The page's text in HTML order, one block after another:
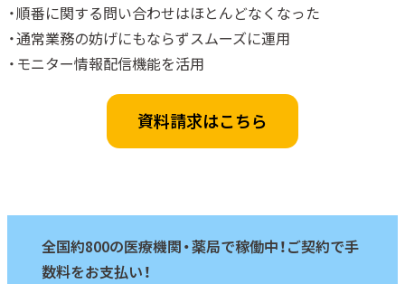
・順番に関する問い合わせはほとんどなくなった
・通常業務の妨げにもならずスムーズに運用
・モニター情報配信機能を活用
資料請求はこちら
全国約800の医療機関・薬局で稼働中！ご契約で手
数料をお支払い！